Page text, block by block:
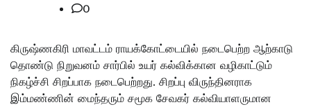
0
கிருஷ்ணகிரி மாவட்டம் ராயக்கோட்டையில் நடைபெற்ற ஆற்காடு
தொண்டு நிறுவனம் சார்பில் உயர் கல்விக்கான வழிகாட்டும்
நிகழ்ச்சி சிறப்பாக நடைபெற்றது. சிறப்பு விருந்தினராக
இம்மண்ணின் மைந்தரும் சமூக சேவகர் கல்வியாளருமான